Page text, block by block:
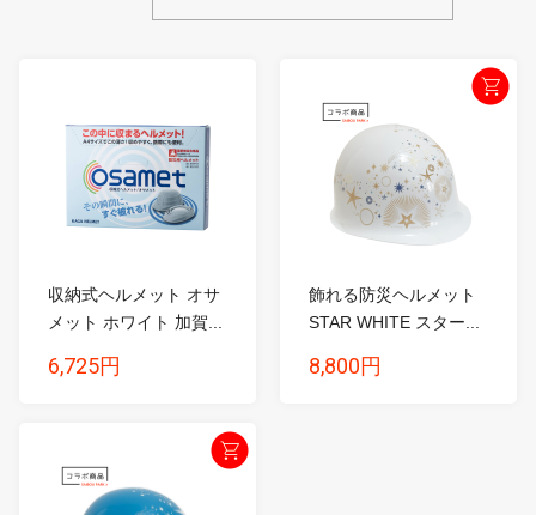
収納式ヘルメット オサ
メット ホワイト 加賀...
6,725円
飾れる防災ヘルメット
STAR WHITE スター...
8,800円